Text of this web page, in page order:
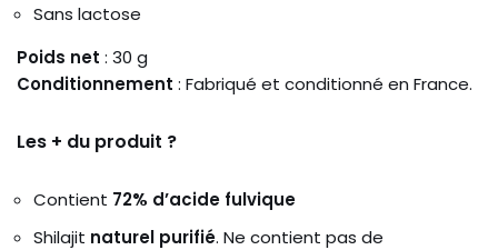
Sans lactose
Poids net : 30 g
Conditionnement : Fabriqué et conditionné en France.
Les + du produit ?
Contient 72% d’acide fulvique
Shilajit naturel purifié. Ne contient pas de